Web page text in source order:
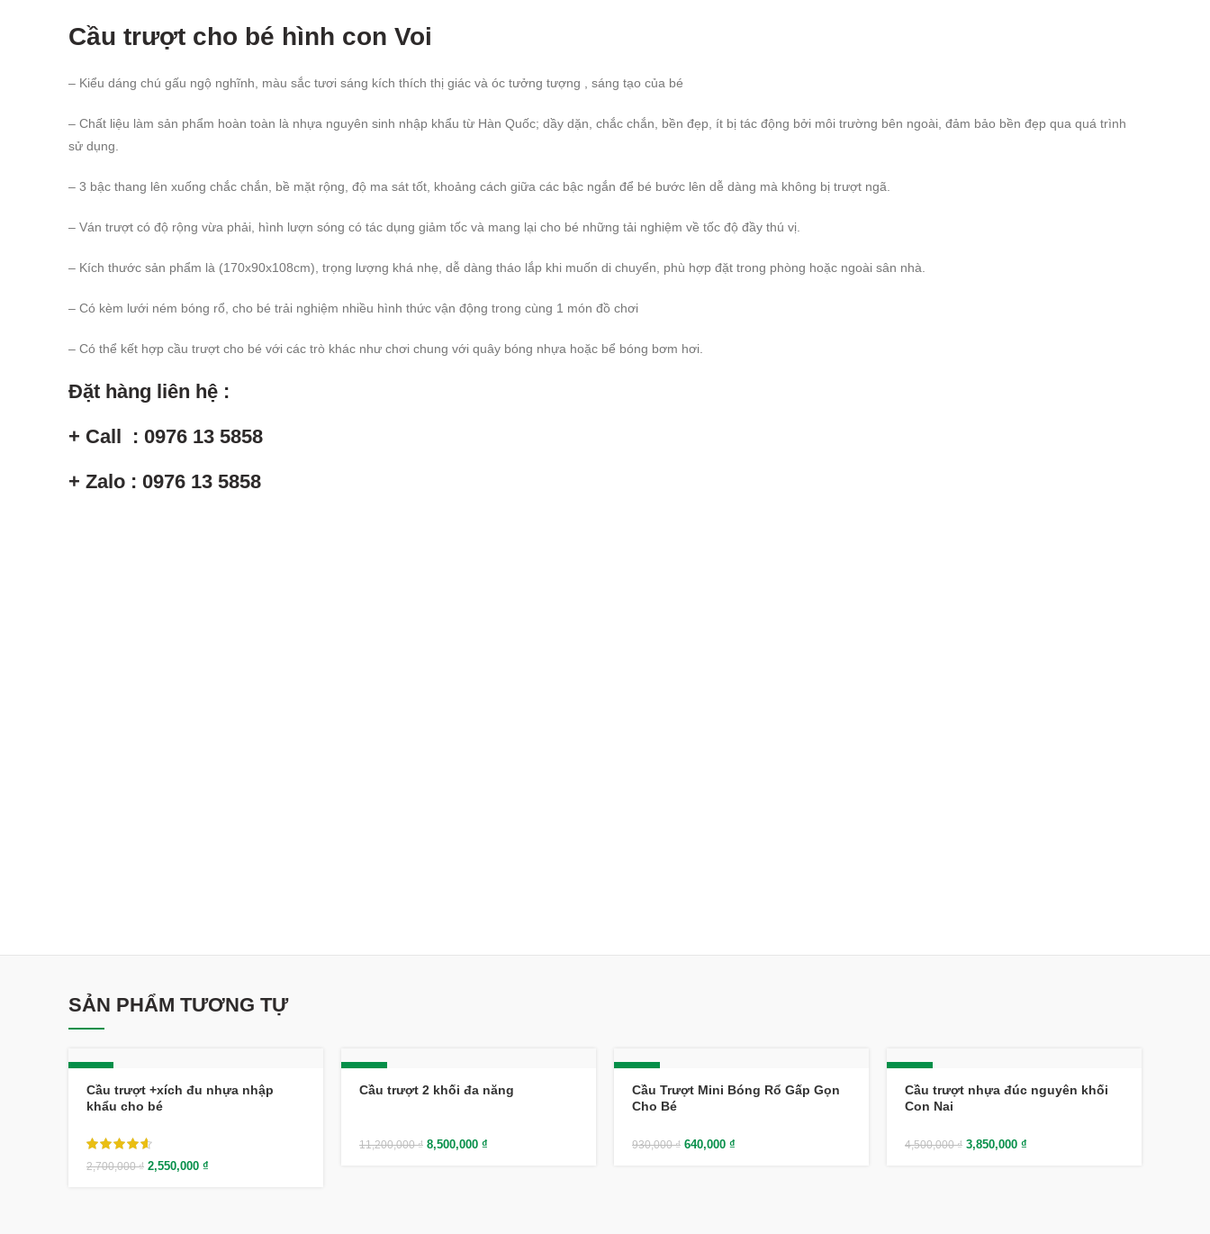
Cầu trượt cho bé hình con Voi
– Kiểu dáng chú gấu ngộ nghĩnh, màu sắc tươi sáng kích thích thị giác và óc tưởng tượng , sáng tạo của bé
– Chất liệu làm sản phẩm hoàn toàn là nhựa nguyên sinh nhập khẩu từ Hàn Quốc; dầy dặn, chắc chắn, bền đẹp, ít bị tác động bởi môi trường bên ngoài, đảm bảo bền đẹp qua quá trình
sử dụng.
– 3 bậc thang lên xuống chắc chắn, bề mặt rộng, độ ma sát tốt, khoảng cách giữa các bậc ngắn để bé bước lên dễ dàng mà không bị trượt ngã.
– Ván trượt có độ rộng vừa phải, hình lượn sóng có tác dụng giảm tốc và mang lại cho bé những tải nghiệm về tốc độ đầy thú vị.
– Kích thước sản phẩm là (170x90x108cm), trọng lượng khá nhẹ, dễ dàng tháo lắp khi muốn di chuyển, phù hợp đặt trong phòng hoặc ngoài sân nhà.
– Có kèm lưới ném bóng rổ, cho bé trải nghiệm nhiều hình thức vận động trong cùng 1 món đồ chơi
– Có thể kết hợp cầu trượt cho bé với các trò khác như chơi chung với quây bóng nhựa hoặc bể bóng bơm hơi.
Đặt hàng liên hệ :
+ Call : 0976 13 5858
+ Zalo : 0976 13 5858
SẢN PHẨM TƯƠNG TỰ
Cầu trượt +xích đu nhựa nhập
khẩu cho bé
2,700,000₫ 2,550,000 ₫
Cầu trượt 2 khối đa năng
11,200,000₫ 8,500,000 ₫
Cầu Trượt Mini Bóng Rổ Gấp Gọn
Cho Bé
930,000₫ 640,000 ₫
Cầu trượt nhựa đúc nguyên khối
Con Nai
4,500,000₫ 3,850,000 ₫